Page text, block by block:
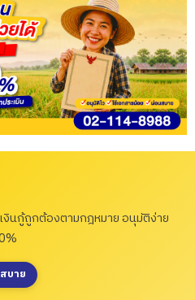
นกู้ถูกต้องตามกฎหมาย อนุมัติง่าย
บาย